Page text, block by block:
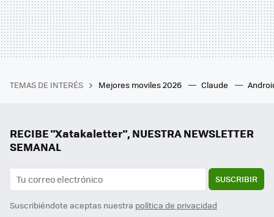
TEMAS DE INTERÉS Mejores moviles 2026 Claude
RECIBE "Xatakaletter", NUESTRA NEWSLETTER
SEMANAL
SUSCRIBIR
Suscribiéndote aceptas nuestra política de privacidad